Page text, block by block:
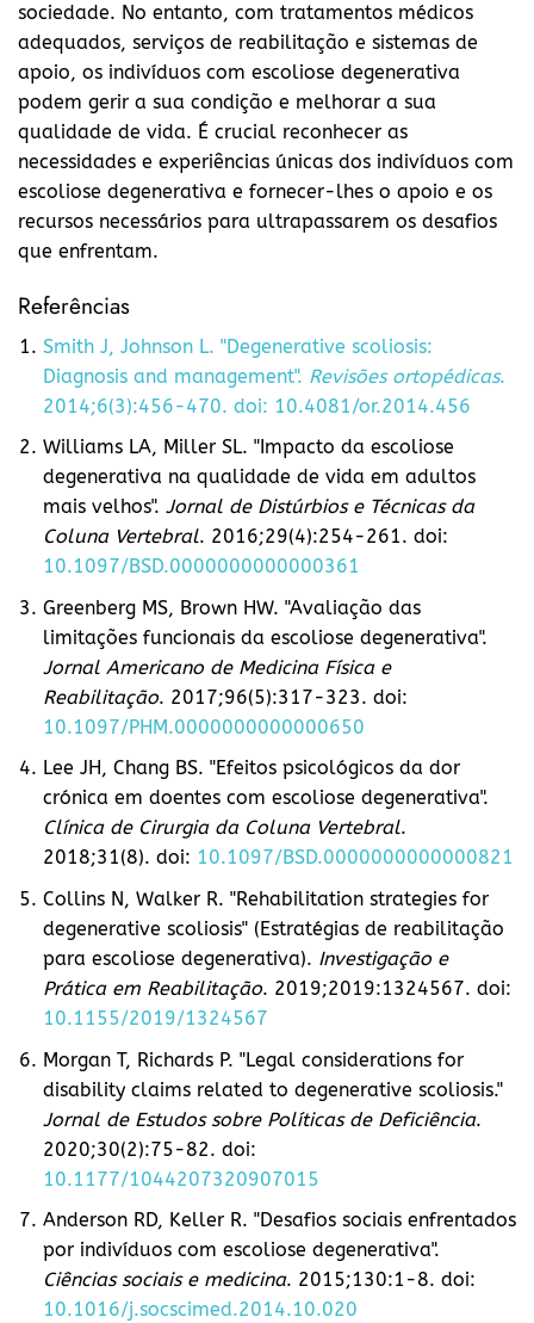
sociedade. No entanto, com tratamentos médicos
adequados, serviços de reabilitação e sistemas de
apoio, os indivíduos com escoliose degenerativa
podem gerir a sua condição e melhorar a sua
qualidade de vida. É crucial reconhecer as
necessidades e experiências únicas dos indivíduos com
escoliose degenerativa e fornecer-lhes o apoio e os
recursos necessários para ultrapassarem os desafios
que enfrentam.
Referências
Smith J, Johnson L. "Degenerative scoliosis:
Diagnosis and management". Revisões ortopédicas.
2014;6(3):456-470. doi: 10.4081/or.2014.456
Williams LA, Miller SL. "Impacto da escoliose
degenerativa na qualidade de vida em adultos
mais velhos". Jornal de Distúrbios e Técnicas da
Coluna Vertebral. 2016;29(4):254-261. doi:
10.1097/BSD.0000000000000361
Greenberg MS, Brown HW. "Avaliação das
limitações funcionais da escoliose degenerativa".
Jornal Americano de Medicina Física e
Reabilitação. 2017;96(5):317-323. doi:
10.1097/PHM.0000000000000650
Lee JH, Chang BS. "Efeitos psicológicos da dor
crónica em doentes com escoliose degenerativa".
Clínica de Cirurgia da Coluna Vertebral.
2018;31(8). doi: 10.1097/BSD.0000000000000821
Collins N, Walker R. "Rehabilitation strategies for
degenerative scoliosis" (Estratégias de reabilitação
para escoliose degenerativa). Investigação e
Prática em Reabilitação. 2019;2019:1324567. doi:
10.1155/2019/1324567
Morgan T, Richards P. "Legal considerations for
disability claims related to degenerative scoliosis."
Jornal de Estudos sobre Políticas de Deficiência.
2020;30(2):75-82. doi:
10.1177/1044207320907015
Anderson RD, Keller R. "Desafios sociais enfrentados
por indivíduos com escoliose degenerativa".
Ciências sociais e medicina. 2015;130:1-8. doi:
10.1016/j.socscimed.2014.10.020